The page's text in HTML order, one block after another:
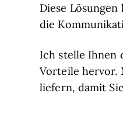
Diese
die
Ich stelle Ihnen
Vorteile hervor.
liefern, damit